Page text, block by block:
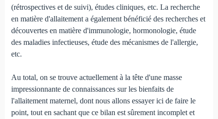
(rétrospectives et de suivi), études cliniques, etc. La recherche
en matière d'allaitement a également bénéficié des recherches et
découvertes en matière d'immunologie, hormonologie, étude
des maladies infectieuses, étude des mécanismes de l'allergie,
etc.
Au total, on se trouve actuellement à la tête d'une masse
impressionnante de connaissances sur les bienfaits de
l'allaitement maternel, dont nous allons essayer ici de faire le
point, tout en sachant que ce bilan est sûrement incomplet et